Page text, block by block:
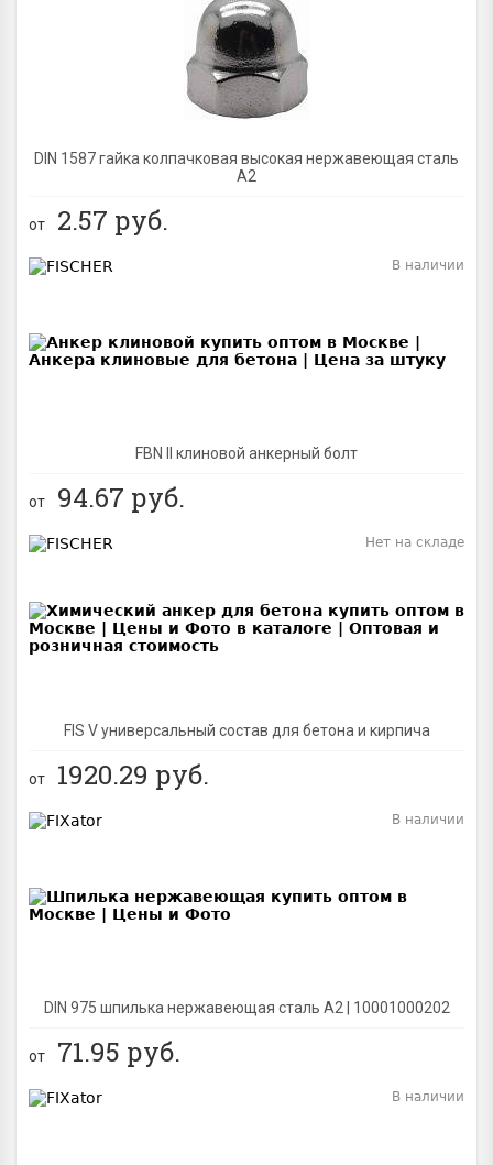
DIN 1587 гайка колпачковая высокая нержавеющая сталь
А2
от 2.57 руб.
FBN II клиновой анкерный болт
В наличии
от 94.67 руб.
FIS V универсальный состав для бетона и кирпича
Нет на складе
от 1920.29 руб.
DIN 975 шпилька нержавеющая сталь A2 | 10001000202
В наличии
от 71.95 руб.
В наличии